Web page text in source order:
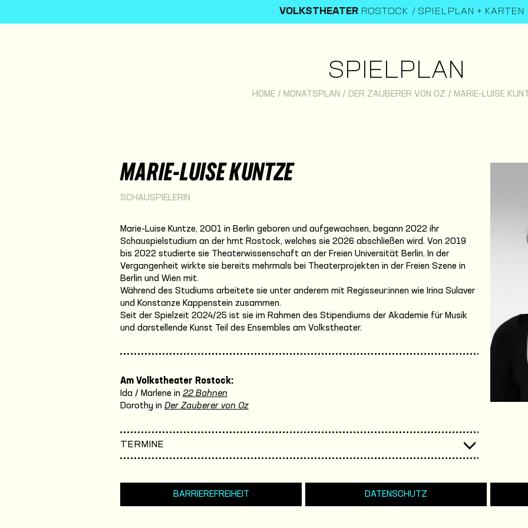
VOLKSTHEATER ROSTOCK SPIELPLAN + KARTEN
SPIELPLAN
HOME/ MONATSPLAN / DER ZAUBERER VON OZ / MARIE-LUISE
MARIE-LUISE KUNTZE
SCHAUSPIELERIN
Marie-Luise Kuntze, 2001 in Berlin geboren und aufgewachsen, begann 2022 ihr
Schauspielstudium an der hmt Rostock, welches sie 2026 abschließen wird. Von 2019
bis 2022 studierte sie Theaterwissenschaft an der Freien Universität Berlin. In der
Vergangenheit wirkte sie bereits mehrmals bei Theaterprojekten in der Freien Szene in
Berlin und Wien mit.
Während des Studiums arbeitete sie unter anderem mit Regisseur:innen wie Irina Sulaver
und Konstanze Kappenstein zusammen.
Seit der Spielzeit 2024/25 ist sie im Rahmen des Stipendiums der Akademie für Musik
und darstellende Kunst Teil des Ensembles am Volkstheater.
Am Volkstheater Rostock:
Ida / Marlene in 22 Bahnen
Dorothy in Der Zauberer von Oz
TERMINE
BARRIEREFREIHEIT DATENSCHUTZ